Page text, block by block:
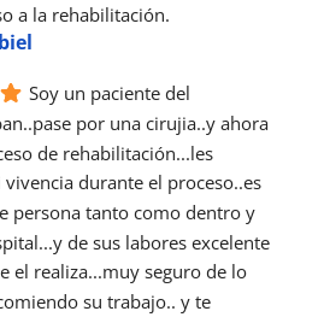
a la rehabilitación.
Soy un paciente del
por una cirujia..y ahora
de rehabilitación...les
durante el proceso..es
persona tanto como dentro y
de sus labores excelente
el realiza...muy seguro de lo
su trabajo.. y te